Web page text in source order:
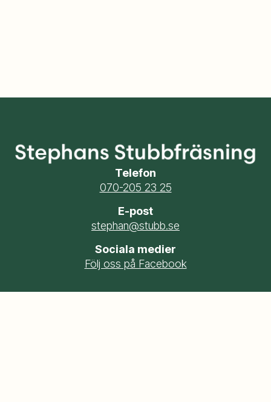
Telefon
070-205 23 25
E-post
stephan@stubb.se
Sociala medier
Följ oss på Facebook